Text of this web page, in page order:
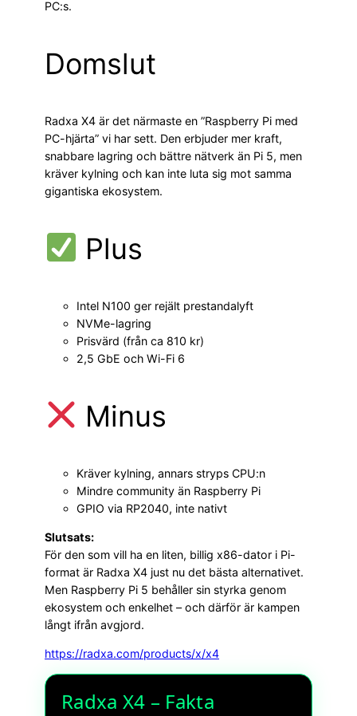
PC:s.
Domslut
Radxa X4 är det närmaste en ”Raspberry Pi med
PC-hjärta” vi har sett. Den erbjuder mer kraft,
snabbare lagring och bättre nätverk än Pi 5, men
kräver kylning och kan inte luta sig mot samma
gigantiska ekosystem.
Plus
Intel N100 ger rejält prestandalyft
NVMe-lagring
Prisvärd (från ca 810 kr)
2,5 GbE och Wi-Fi 6
Minus
Kräver kylning, annars stryps CPU:n
Mindre community än Raspberry Pi
GPIO via RP2040, inte nativt
Slutsats:
För den som vill ha en liten, billig x86-dator i Pi-
format är Radxa X4 just nu det bästa alternativet.
Men Raspberry Pi 5 behåller sin styrka genom
ekosystem och enkelhet – och därför är kampen
långt ifrån avgjord.
https://radxa.com/products/x/x4
Radxa X4 – Fakta